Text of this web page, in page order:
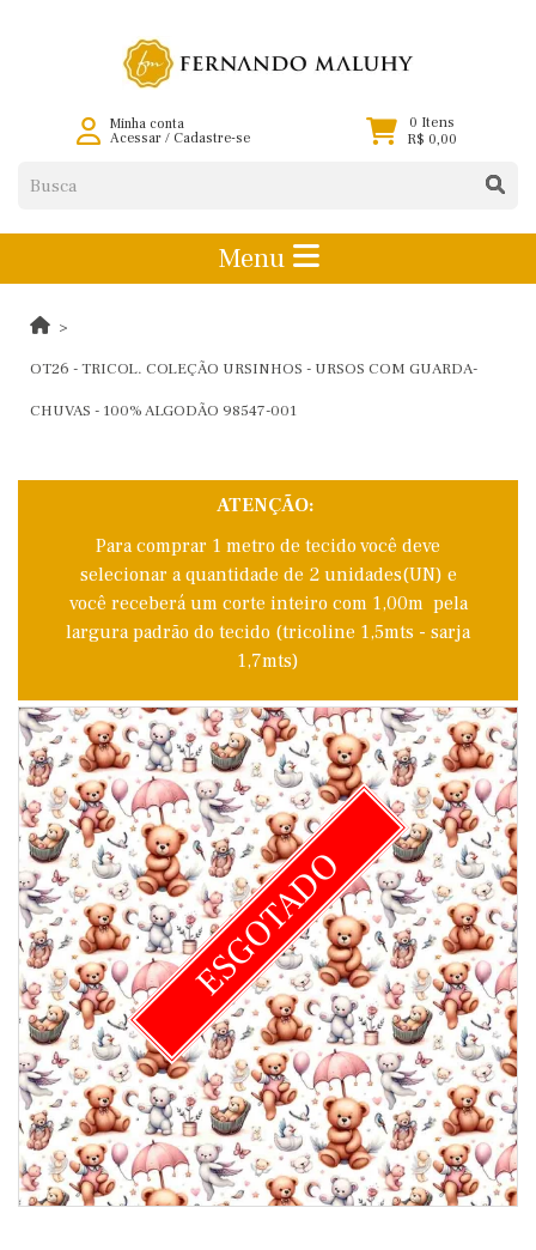
Minha conta
Acessar/ Cadastre-se
0 Itens
R$ 0,00
Menu
OT26 - TRICOL. COLEÇÃO URSINHOS - URSOS COM GUARDA-
CHUVAS - 100% ALGODÃO 98547-001
ATENÇÃO:
Para comprar 1 metro de tecido você deve
selecionar a quantidade de 2 unidades(UN) e
você receberá um corte inteiro com 1,00m pela
largura padrão do tecido (tricoline 1,5mts - sarja
1,7mts)
ESGOTADO